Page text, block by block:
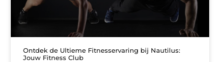
Ontdek de Ultieme Fitnesservaring bij Nautilus:
Jouw Fitness Club